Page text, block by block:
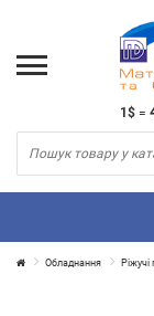
1$ =
Обладнання Ріжучі